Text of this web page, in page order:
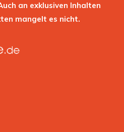
an exklusiven Inhalten
mangelt es nicht.